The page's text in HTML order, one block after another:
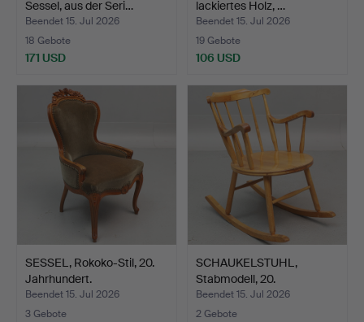
Sessel, aus der Seri…
Beendet 15. Jul 2026
18 Gebote
171 USD
lackiertes Holz, …
Beendet 15. Jul 2026
19 Gebote
106 USD
SESSEL, Rokoko-Stil, 20.
Jahrhundert.
Beendet 15. Jul 2026
3 Gebote
SCHAUKELSTUHL,
Stabmodell, 20.
Jahrhundert.
Beendet 15. Jul 2026
2 Gebote